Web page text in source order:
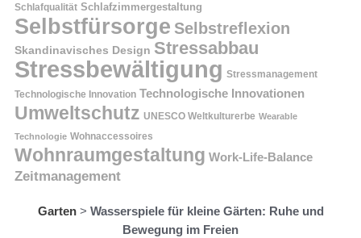
Schlafqualität Schlafzimmergestaltung
Selbstfürsorge Selbstreflexion
Skandinavisches Design Stressabbau
Stressbewältigung Stressmanagement
Technologische Innovation Technologische Innovationen
Umweltschutz UNESCO Weltkulturerbe Wearable
Technologie Wohnaccessoires
Wohnraumgestaltung Work-Life-Balance
Zeitmanagement
Garten> Wasserspiele für kleine Gärten: Ruhe und
Bewegung im Freien